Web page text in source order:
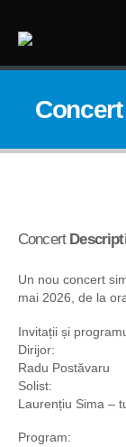
Concert
Un nou concert
mai 2026, de la
Invitații și
Dirijor:
Radu Postăvaru
Solist:
Laurențiu Sima –
Program: